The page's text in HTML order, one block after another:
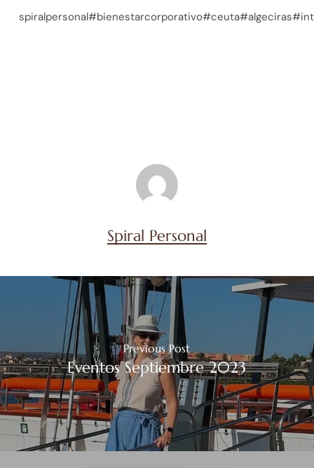
Spiral Personal
Previous Post
Eventos Septiembre 2023